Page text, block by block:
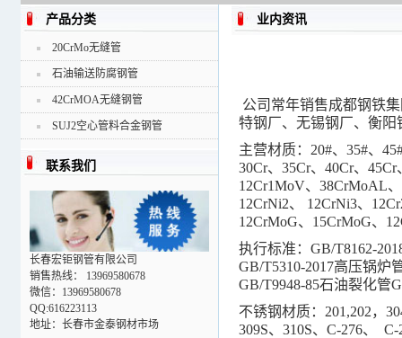
业内资讯
公司常年销售成都钢铁
特钢厂、无锡钢厂、衡
主营材质：20#、35#、
30Cr、35Cr、40Cr、
12Cr1MoV、38CrMoAL
12CrNi2、 12CrNi3、
12CrMoG、15CrMoG、
执行标准：GB/T8162-
GB/T5310-2017高压锅炉
GB/T9948-85石油裂化管
不锈钢材质：201,202，
309S、310S、C-276、
产品分类
20CrMo无缝管
石油输送防腐钢管
42CrMOA无缝钢管
SUJ2空心管料合金钢管
联系我们
长春宏钜钢管有限公司
销售热线： 13969580678
微信：13969580678
QQ:616223113
地址：长春市金泰钢材市场